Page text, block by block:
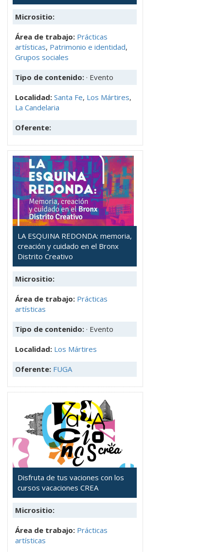
Micrositio:
Área de trabajo: Prácticas
artísticas, Patrimonio e identidad,
Grupos sociales
Tipo de contenido: · Evento
Localidad: Santa Fe, Los Mártires,
La Candelaria
Oferente:
LA ESQUINA REDONDA: memoria,
creación y cuidado en el Bronx
Distrito Creativo
Micrositio:
Área de trabajo: Prácticas
artísticas
Tipo de contenido: · Evento
Localidad: Los Mártires
Oferente: FUGA
Disfruta de tus vaciones con los
cursos vacaciones CREA
Micrositio:
Área de trabajo: Prácticas
artísticas